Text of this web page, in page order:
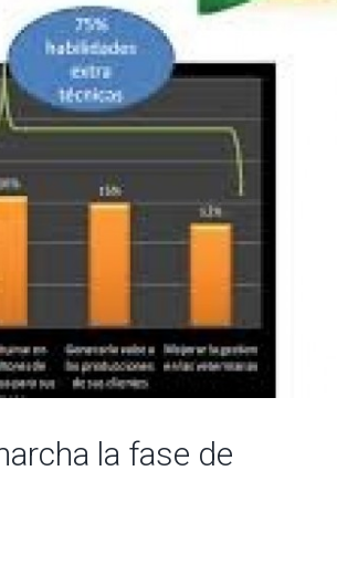
la fase de